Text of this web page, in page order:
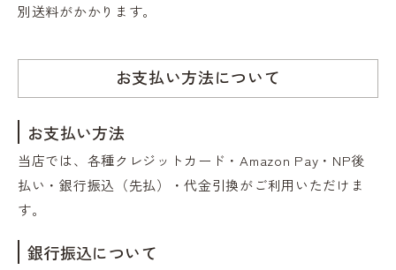
別送料がかかります。
お支払い方法について
お支払い方法
当店では、各種クレジットカード・Amazon Pay・NP後
払い・銀行振込（先払）・代金引換がご利用いただけま
す。
銀行振込について